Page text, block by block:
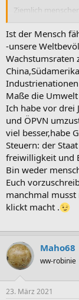
Ziemlich
Wie der Mensch
umgeht ist nie
Frage der
Ist der Mensch
-unsere
Wachstumsraten
Maße die
Ich habe vor drei
und ÖPVN
viel besser,habe
Steuern: der
freiwilligkeit und
Bin weder
Euch
manchmal
klickt macht .
Maho68
ww-robinie
23. März 2021